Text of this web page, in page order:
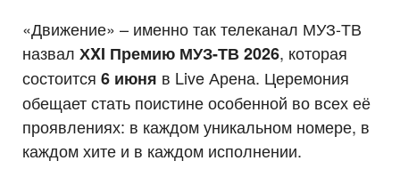
«Движение» – именно так телеканал МУЗ-ТВ
назвал ХXI Премию МУЗ-ТВ 2026, которая
состоится 6 июня в Live Арена. Церемония
обещает стать поистине особенной во всех её
проявлениях: в каждом уникальном номере, в
каждом хите и в каждом исполнении.